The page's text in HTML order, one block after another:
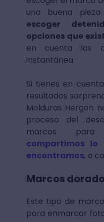
una buena
escoger
opciones que
en cuenta las
instantánea.
Si tienes en
resultados
Molduras Hergon
proceso del
marcos para
compartimos
encontramos, a
Marcos
Este tipo de
para enmarcar